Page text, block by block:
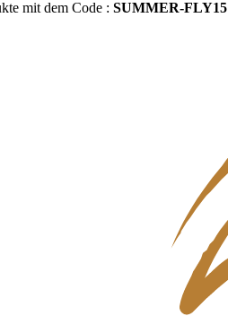
mit dem Code : SUMMER-FLY15